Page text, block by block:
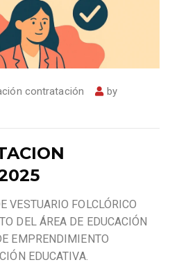
contratación
by
VESTUARIO FOLCLÓRICO
DEL ÁREA DE EDUCACIÓN
EMPRENDIMIENTO
EDUCATIVA.